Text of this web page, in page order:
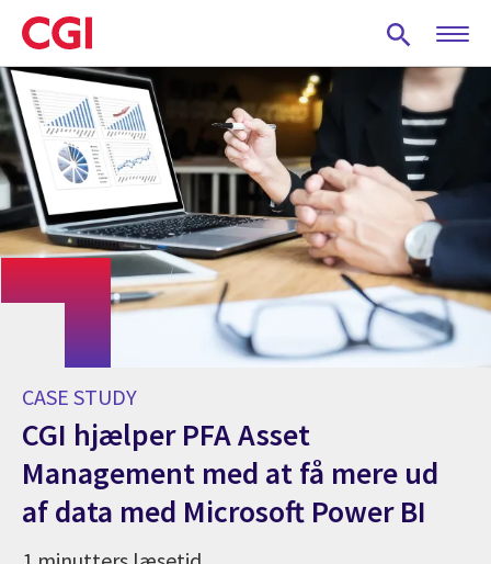
Skip
to
main
content
CASE STUDY
CGI hjælper PFA Asset
Management med at få mere ud
af data med Microsoft Power BI